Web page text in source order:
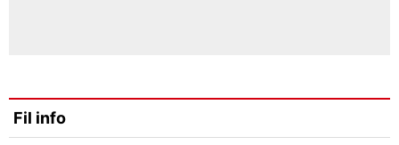
Fil info